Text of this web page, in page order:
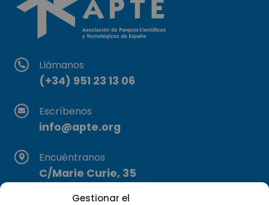
Gestionar el
Llámanos
(+34) 951 23 13 06
Escríbenos
info@apte.org
Encuéntranos
C/Marie Curie, 35